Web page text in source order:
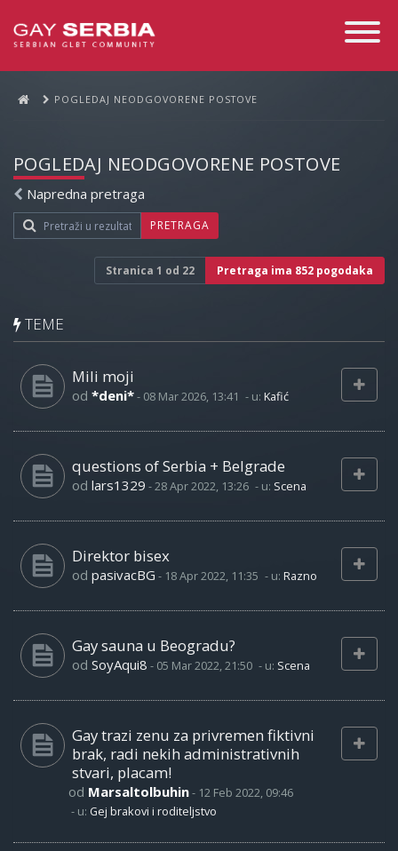
Toggle
POGLEDAJ NEODGOVORENE POSTOVE
POGLEDAJ NEODGOVORENE POSTOVE
Napredna pretraga
PRETRAGA
Stranica 1 od 22 Pretraga ima 852 pogodaka
TEME
Mili moji
od *deni*- 08 Mar 2026, 13:41 - u: Kafić
questions of Serbia + Belgrade
od lars1329 -28 Apr 2022, 13:26 - u: Scena
Direktor bisex
od pasivacBG - 18 Apr 2022, 11:35 - u: Razno
Gay sauna u Beogradu?
od SoyAqui8 - 05 Mar 2022, 21:50 - u: Scena
Gay trazi zenu za privremen fiktivni
brak, radi nekih administrativnih
stvari, placam!
od Marsaltolbuhin- 12 Feb 2022, 09:46
- u: Gej brakovi i roditeljstvo